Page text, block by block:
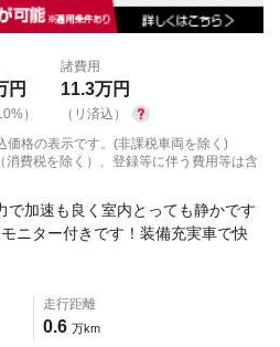
円
）
諸費用
11.3万円
（リ済込）
格の表示です。(非課税車両を除く)
費税を除く）、登録等に伴う費用等は含
で加速も良く室内とっても静かです
ニター付きです！装備充実車で快
走行距離
0.6 万km